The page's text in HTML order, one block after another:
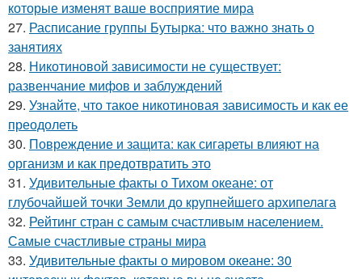
которые изменят ваше восприятие мира
27. Расписание группы Бутырка: что важно знать о
занятиях
28. Никотиновой зависимости не существует:
развенчание мифов и заблуждений
29. Узнайте, что такое никотиновая зависимость и как ее
преодолеть
30. Повреждение и защита: как сигареты влияют на
организм и как предотвратить это
31. Удивительные факты о Тихом океане: от
глубочайшей точки Земли до крупнейшего архипелага
32. Рейтинг стран с самым счастливым населением.
Самые счастливые страны мира
33. Удивительные факты о мировом океане: 30